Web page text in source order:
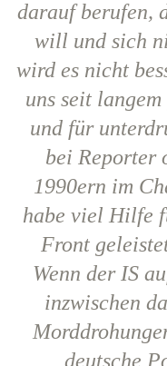
darauf berufen,
will und sich
wird es nicht
uns seit
und für
bei Reporter
1990ern im
habe viel Hilfe
Front
Wenn der IS
inzwischen